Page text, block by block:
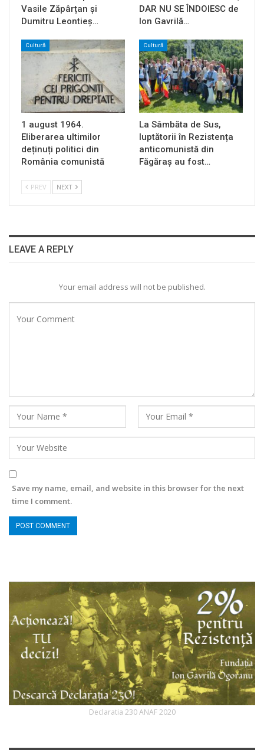
Vasile Zăpârțan și
Dumitru Leontieș…
DAR NU SE ÎNDOIESC de
Ion Gavrilă…
Cultură
1 august 1964.
Eliberarea ultimilor
deținuți politici din
România comunistă
Cultură
La Sâmbăta de Sus,
luptătorii în Rezistența
anticomunistă din
Făgăraș au fost…
PREV NEXT
LEAVE A REPLY
Your email address will not be published.
Save my name, email, and website in this browser for the next
time I comment.
Declaratia 230 ANAF 2020